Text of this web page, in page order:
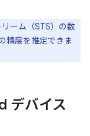
ーム（STS）の数
精度を推定できま
デバイス